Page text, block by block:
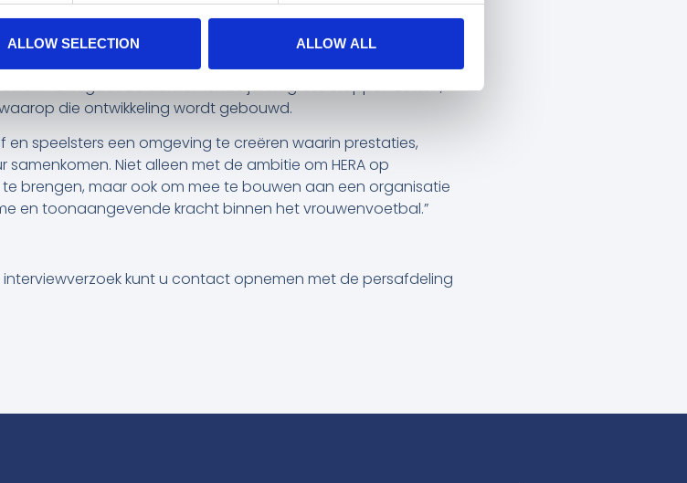
ALLOW SELECTION ALLOW ALL
van HERA hebben mij compleet verrast, uitgedaagd en
lijn der verwachting. Maar de visie en de plannen die HERA
HERA gaat de aankomende jaren grote stappen zetten,
die ontwikkeling wordt gebouwd.
en speelsters een omgeving te creëren waarin prestaties,
Niet alleen met de ambitie om HERA op
brengen, maar ook om mee te bouwen aan een organisatie
en toonaangevende kracht binnen het vrouwenvoetbal.”
kunt u contact opnemen met de persafdeling